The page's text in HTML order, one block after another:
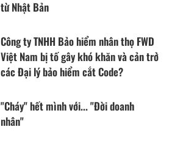
từ Nhật Bản
Công ty TNHH Bảo hiểm nhân thọ FWD
Việt Nam bị tố gây khó khăn và cản trở
các Đại lý bảo hiểm cắt Code?
"Cháy" hết mình với... "Đời doanh
nhân"